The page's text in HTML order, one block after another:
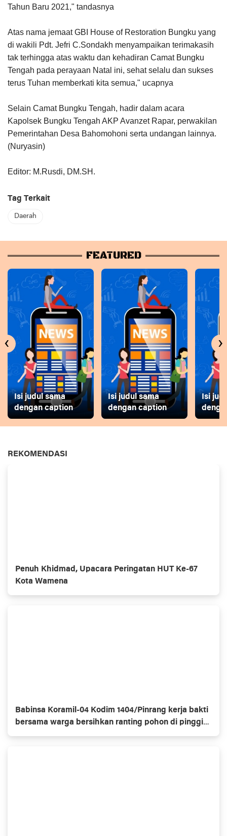
Tahun Baru 2021," tandasnya
Atas nama jemaat GBI House of Restoration Bungku yang
di wakili Pdt. Jefri C.Sondakh menyampaikan terimakasih
tak terhingga atas waktu dan kehadiran Camat Bungku
Tengah pada perayaan Natal ini, sehat selalu dan sukses
terus Tuhan memberkati kita semua," ucapnya
Selain Camat Bungku Tengah, hadir dalam acara
Kapolsek Bungku Tengah AKP Avanzet Rapar, perwakilan
Pemerintahan Desa Bahomohoni serta undangan lainnya.
(Nuryasin)
Editor: M.Rusdi, DM.SH.
Tag Terkait
Daerah
FEATURED
Isi judul sama
dengan caption
Isi judul sama
dengan caption
Isi
‹ ›
REKOMENDASI
Penuh Khidmad, Upacara Peringatan HUT Ke-67
Kota Wamena
Babinsa Koramil-04 Kodim 1404/Pinrang kerja bakti
bersama warga bersihkan ranting pohon di pinggir
jalan